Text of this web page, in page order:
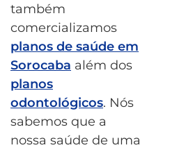
também
comercializamos
planos de saúde em
Sorocaba além dos
planos
odontológicos. Nós
sabemos que a
nossa saúde de uma